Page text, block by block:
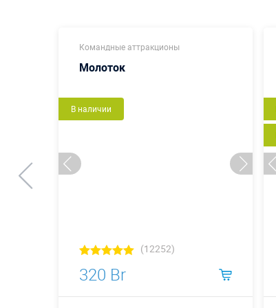
Командные аттракционы
Молоток
В наличии
(12252)
320 Br